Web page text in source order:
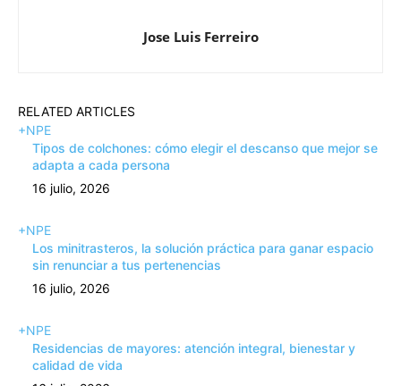
Jose Luis Ferreiro
RELATED ARTICLES
+NPE
Tipos de colchones: cómo elegir el descanso que mejor se
adapta a cada persona
16 julio, 2026
+NPE
Los minitrasteros, la solución práctica para ganar espacio
sin renunciar a tus pertenencias
16 julio, 2026
+NPE
Residencias de mayores: atención integral, bienestar y
calidad de vida